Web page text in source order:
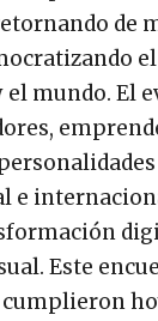
de
mundo. El
e
Este
cumplieron